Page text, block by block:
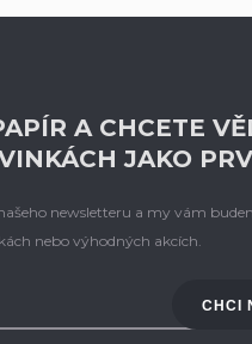
A CHCETE
JAKO
newsletteru a my vám
nebo výhodných akcích.
CHCI